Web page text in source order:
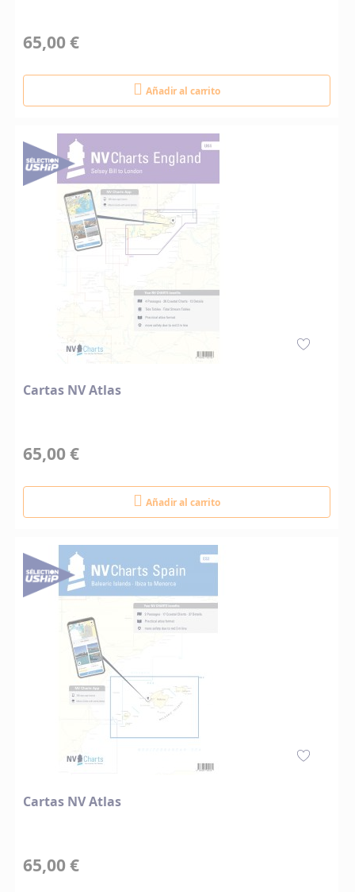
65,00 €
Añadir al carrito
Cartas NV Atlas
65,00 €
Añadir al carrito
Cartas NV Atlas
65,00 €